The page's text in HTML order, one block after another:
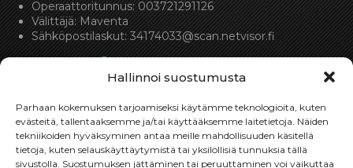
Hallinnoi suostumusta
Parhaan kokemuksen tarjoamiseksi käytämme teknologioita, kuten
evästeitä, tallentaaksemme ja/tai käyttääksemme laitetietoja. Näiden
tekniikoiden hyväksyminen antaa meille mahdollisuuden käsitellä
tietoja, kuten selauskäyttäytymistä tai yksilöllisiä tunnuksia tällä
sivustolla. Suostumuksen jättäminen tai peruuttaminen voi vaikuttaa
Operaattoritunnus: 003721291126
Välittäjä: Maventa
Sähköpostilaskut:34174033@scan.netvisor.fi
Toimitukset